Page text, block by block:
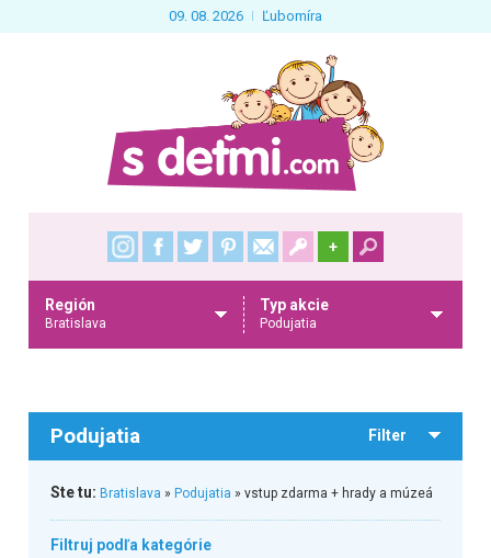
09. 08. 2026 Ľubomíra
+
Región
Bratislava
Typ akcie
Podujatia
Podujatia Filter
Ste tu: Bratislava » Podujatia » vstup zdarma + hrady a múzeá
Filtruj podľa kategórie